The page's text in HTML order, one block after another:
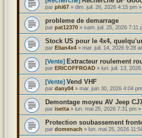
par phi67» dim. juil. 26, 2026 4:15 pm»
probleme de demarrage
par pat12370» sam. juil. 25, 2026 7:11
Stock US pour le 4x4,
par Elian4x4» mar. juil. 14, 2026 9:28
[Vente] Extracteur roulement
par ERICOFFROAD» lun. juil. 13,
[Vente] Vend VHF
par dany04» mar. juin 30, 2026 4:04 pm
Demontage moyeu AV Jeep
par isetta» lun. mai 25, 2026 7:31 pm»
Protection soubassement
par domenach » lun. mai 25, 2026